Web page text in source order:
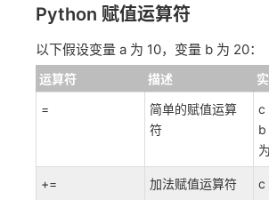
Python 赋值运算符
以下假设变量 a 为 10，变量 b 为 20：
运算符 描述
=
简单的赋值运算
符
c
b
+= 加法赋值运算符
c